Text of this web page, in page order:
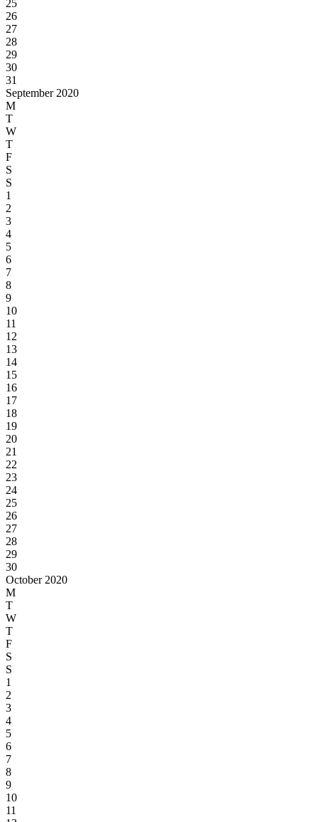
25
26
27
28
29
30
31
September 2020
M
T
W
T
F
S
S
1
2
3
4
5
6
7
8
9
10
11
12
13
14
15
16
17
18
19
20
21
22
23
24
25
26
27
28
29
30
October 2020
M
T
W
T
F
S
S
1
2
3
4
5
6
7
8
9
10
11